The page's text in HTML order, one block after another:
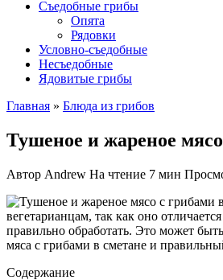
Съедобные грибы
Опята
Рядовки
Условно-съедобные
Несъедобные
Ядовитые грибы
Главная » Блюда из грибов
Тушеное и жареное
Автор Andrew На чтение 7 мин
вегетарианцам, так как оно
правильно обработать. Это может
мяса с грибами в сметане и
Содержание